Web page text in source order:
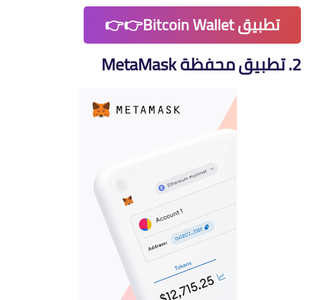
تطبيق Bitcoin Wallet👉👉
2. تطبيق محفظة MetaMask